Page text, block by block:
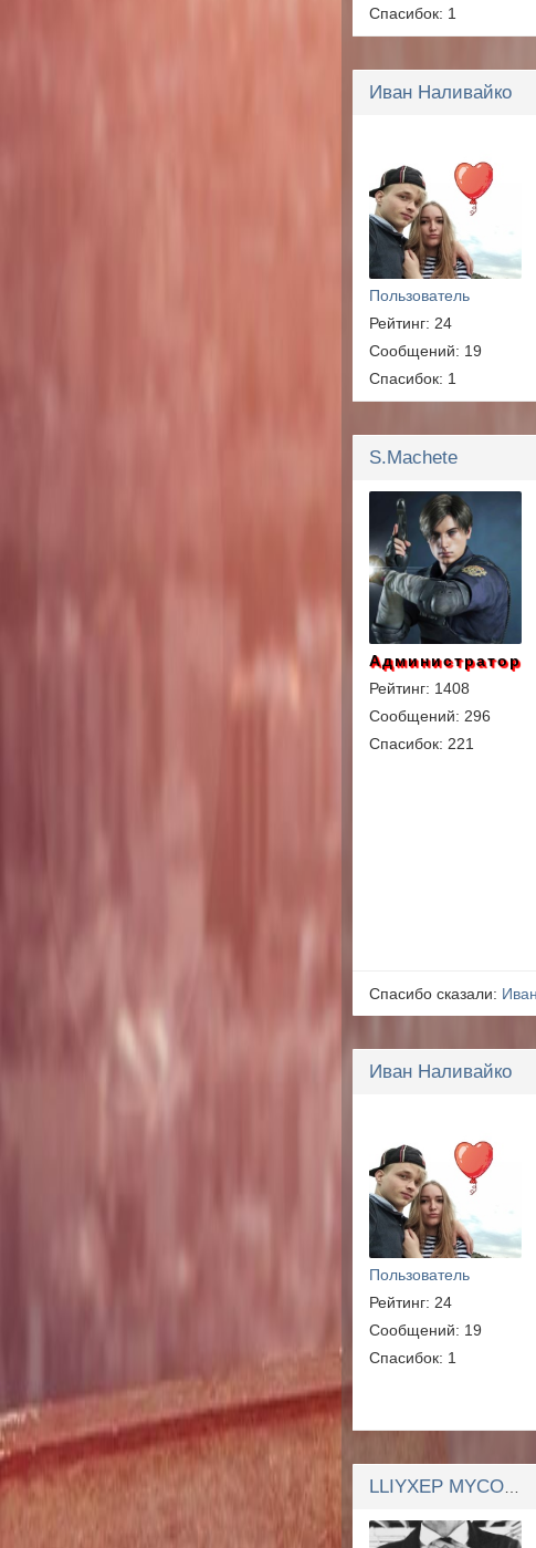
Спасибок: 1
Иван Наливайко
Пользователь
Рейтинг: 24
Сообщений: 19
Спасибок: 1
S.Machete
Администратор
Рейтинг: 1408
Сообщений: 296
Спасибок: 221
Спасибо сказали:
Иван Наливайко
Пользователь
Рейтинг: 24
Сообщений: 19
Спасибок: 1